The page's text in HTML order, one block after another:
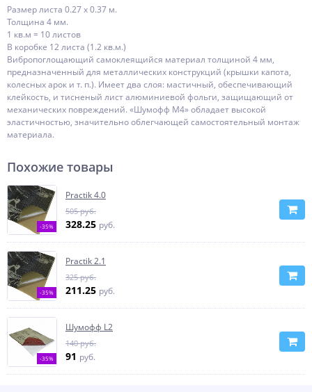
Размер листа 0.27 х 0.37 м.
Толщина 4 мм.
1 кв.м = 10 листов
В коробке 12 листа (1.2 кв.м.)
Вибропоглощающий самоклеящийся материал толщиной 4 мм,
предназначенный для металлических конструкций (крышки капота,
колесных арок и т. п.). Имеет два слоя: мастичный, обеспечивающий
клейкость, и тисненый лист алюминиевой фольги, защищающий от
механических повреждений. «Шумофф М4» обладает высокой
эластичностью, значительно облегчающей самостоятельный монтаж
материала.
Похожие товары
-35%
Practik 4.0
505 руб.
328.25 руб.
-35%
Practik 2.1
325 руб.
211.25 руб.
-35%
Шумофф L2
140 руб.
91 руб.